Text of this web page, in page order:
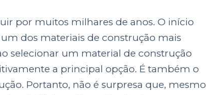
por muitos milhares de anos. O início
dos materiais de construção mais
selecionar um material de construção
a principal opção. É também o
Portanto, não é surpresa que, mesmo